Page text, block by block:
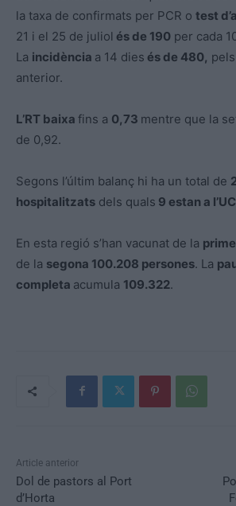
la taxa de confirmats per PCR o test
21 i el 25 de juliol és de 190 per cada
La incidència a 14 dies és de 480,
anterior.
L’RT baixa fins a 0,73 mentre que la
de 0,92.
Segons l’últim balanç hi ha un total de
hospitalitzats dels quals 9 estan a
En esta regió s’han vacunat de la
de la segona 100.208 persones. La
completa acumula 109.322.
Article anterior
Dol de pastors al Port
d’Horta